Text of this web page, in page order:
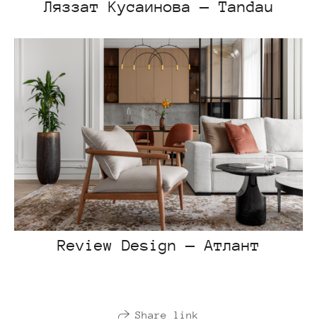
Ляззат Кусаинова — Tandau
Review Design — Атлант
Share link